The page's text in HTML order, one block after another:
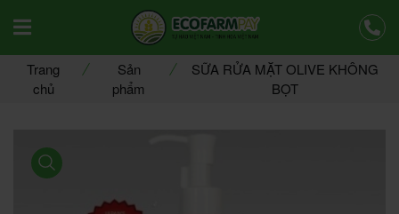
Offcanvas Menu Mobile Open
Trang
chủ
Sản
phẩm
SỮA RỬA MẶT OLIVE KHÔNG
BỌT
product view